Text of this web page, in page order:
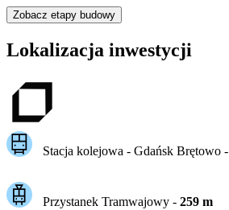
Zobacz etapy budowy
Lokalizacja inwestycji
Stacja kolejowa - Gdańsk Brętowo-
Przystanek Tramwajowy - 259m